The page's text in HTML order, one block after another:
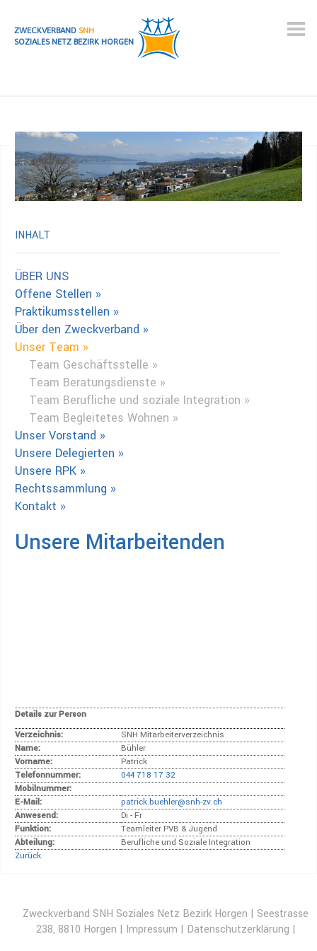
ZWECKVERBAND SNH
SOZIALES NETZ BEZIRK HORGEN
INHALT
ÜBER UNS
Offene Stellen »
Praktikumsstellen »
Über den Zweckverband »
Unser Team »
Team Geschäftsstelle »
Team Beratungsdienste »
Team Berufliche und soziale Integration »
Team Begleitetes Wohnen »
Unser Vorstand »
Unsere Delegierten »
Unsere RPK »
Rechtssammlung »
Kontakt »
Unsere Mitarbeitenden
Details zur Person
Verzeichnis:
SNH Mitarbeiterverzeichnis
Name:
Bühler
Vorname:
Patrick
Telefonnummer:
044 718 17 32
Mobilnummer:
E-Mail:
patrick.buehler@snh-zv.ch
Anwesend:
Di - Fr
Funktion:
Teamleiter PVB & Jugend
Abteilung:
Berufliche und Soziale Integration
Zurück
Zweckverband SNH Soziales Netz Bezirk Horgen | Seestrasse
238, 8810 Horgen | Impressum | Datenschutzerklärung |